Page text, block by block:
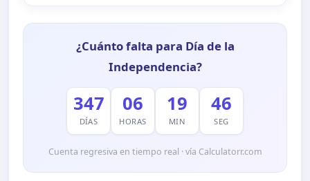
¿Cuánto falta para Día de la
Independencia?
347
DÍAS
06
HORAS
19
MIN
45
SEG
Cuenta regresiva en tiempo real · vía Calculatorr.com